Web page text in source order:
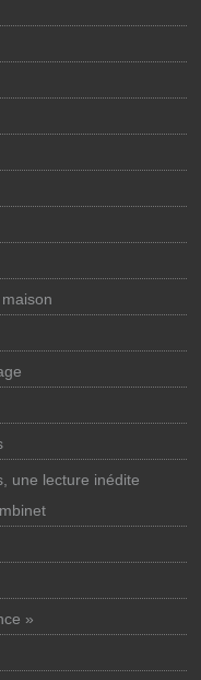
une lecture inédite
»